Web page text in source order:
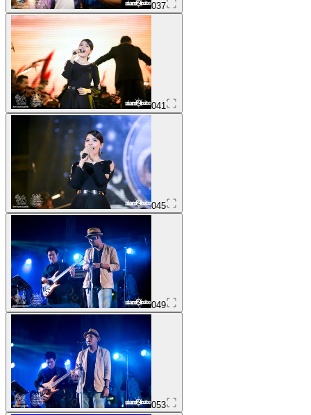
037
041
045
049
053